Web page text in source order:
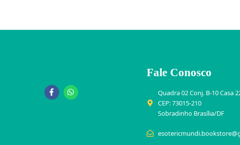
Fale Conosco
Quadra 02 Conj. B-10 Casa
CEP: 73015-210
Sobradinho Brasília/DF